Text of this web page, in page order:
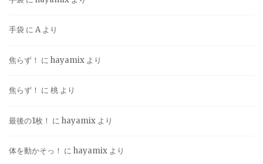
手袋 に Aより
焦らず！ に hayamix より
焦らず！ に 桃 より
最後の1枚！ に hayamix より
体を動かそっ！ に hayamix より